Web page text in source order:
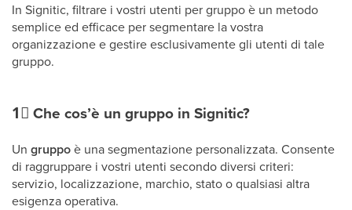
In Signitic, filtrare i vostri utenti per gruppo è un metodo
semplice ed efficace per segmentare la vostra
organizzazione e gestire esclusivamente gli utenti di tale
gruppo.
1⃣ Che cos’è un gruppo in Signitic?
Un gruppoè una segmentazione personalizzata. Consente
di raggruppare i vostri utenti secondo diversi criteri:
servizio, localizzazione, marchio, stato o qualsiasi altra
esigenza operativa.